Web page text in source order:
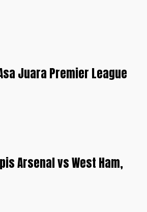
Juara Premier League
Arsenal vs West Ham,